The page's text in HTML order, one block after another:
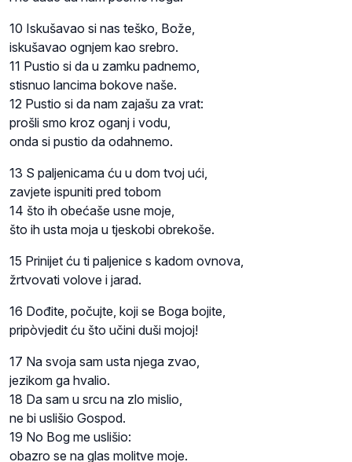
10 Iskušavao si nas teško, Bože,
iskušavao ognjem kao srebro.
11 Pustio si da u zamku padnemo,
stisnuo lancima bokove naše.
12 Pustio si da nam zajašu za vrat:
prošli smo kroz oganj i vodu,
onda si pustio da odahnemo.
13 S paljenicama ću u dom tvoj ući,
zavjete ispuniti pred tobom
14 što ih obećaše usne moje,
što ih usta moja u tjeskobi obrekoše.
15 Prinijet ću ti paljenice s kadom ovnova,
žrtvovati volove i jarad.
16 Dođite, počujte, koji se Boga bojite,
pripòvjedit ću što učini duši mojoj!
17 Na svoja sam usta njega zvao,
jezikom ga hvalio.
18 Da sam u srcu na zlo mislio,
ne bi uslišio Gospod.
19 No Bog me uslišio:
obazro se na glas molitve moje.